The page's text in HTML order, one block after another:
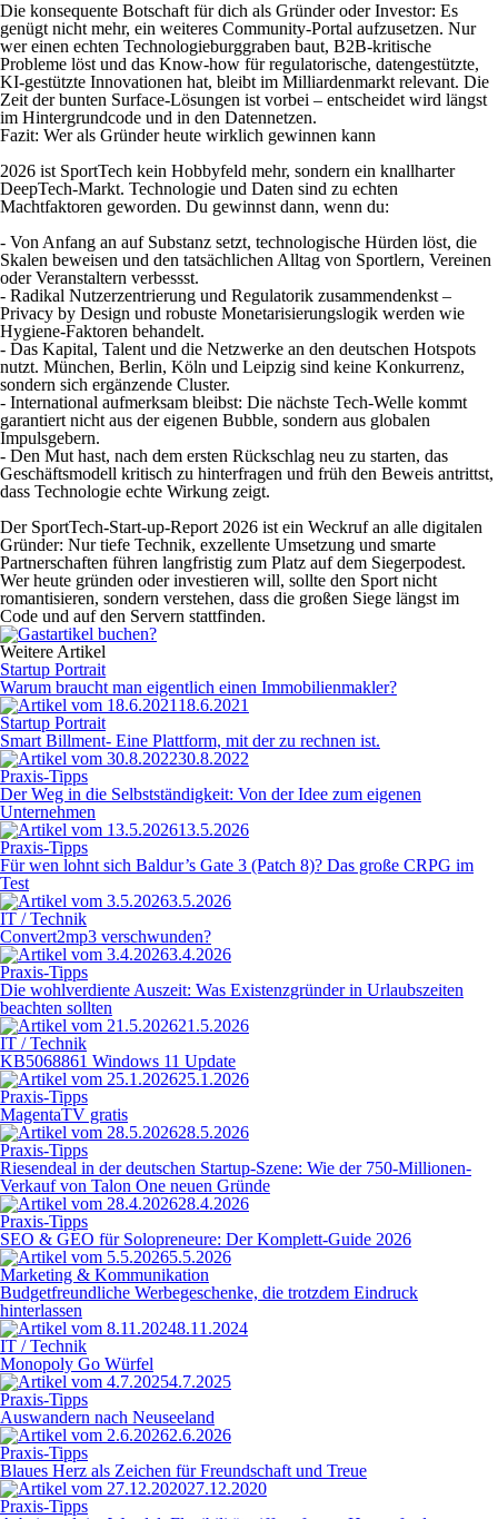
Die konsequente Botschaft für dich als Gründer oder Investor: Es
genügt nicht mehr, ein weiteres Community-Portal aufzusetzen. Nur
wer einen echten Technologieburggraben baut, B2B-kritische
Probleme löst und das Know-how für regulatorische, datengestützte,
KI-gestützte Innovationen hat, bleibt im Milliardenmarkt relevant. Die
Zeit der bunten Surface-Lösungen ist vorbei – entscheidet wird längst
im Hintergrundcode und in den Datennetzen.
Fazit: Wer als Gründer heute wirklich gewinnen kann
2026 ist SportTech kein Hobbyfeld mehr, sondern ein knallharter
DeepTech-Markt. Technologie und Daten sind zu echten
Machtfaktoren geworden. Du gewinnst dann, wenn du:
- Von Anfang an auf Substanz setzt, technologische Hürden löst, die
Skalen beweisen und den tatsächlichen Alltag von Sportlern, Vereinen
oder Veranstaltern verbessst.
- Radikal Nutzerzentrierung und Regulatorik zusammendenkst –
Privacy by Design und robuste Monetarisierungslogik werden wie
Hygiene-Faktoren behandelt.
- Das Kapital, Talent und die Netzwerke an den deutschen Hotspots
nutzt. München, Berlin, Köln und Leipzig sind keine Konkurrenz,
sondern sich ergänzende Cluster.
- International aufmerksam bleibst: Die nächste Tech-Welle kommt
garantiert nicht aus der eigenen Bubble, sondern aus globalen
Impulsgebern.
- Den Mut hast, nach dem ersten Rückschlag neu zu starten, das
Geschäftsmodell kritisch zu hinterfragen und früh den Beweis antrittst,
dass Technologie echte Wirkung zeigt.
Der SportTech-Start-up-Report 2026 ist ein Weckruf an alle digitalen
Gründer: Nur tiefe Technik, exzellente Umsetzung und smarte
Partnerschaften führen langfristig zum Platz auf dem Siegerpodest.
Wer heute gründen oder investieren will, sollte den Sport nicht
romantisieren, sondern verstehen, dass die großen Siege längst im
Code und auf den Servern stattfinden.
Weitere Artikel
Startup Portrait
Warum braucht man eigentlich einen Immobilienmakler?
18.6.2021
Startup Portrait
Smart Billment- Eine Plattform, mit der zu rechnen ist.
30.8.2022
Praxis-Tipps
Der Weg in die Selbstständigkeit: Von der Idee zum eigenen
Unternehmen
13.5.2026
Praxis-Tipps
Für wen lohnt sich Baldur’s Gate 3 (Patch 8)? Das große CRPG im
Test
3.5.2026
IT / Technik
Convert2mp3 verschwunden?
3.4.2026
Praxis-Tipps
Die wohlverdiente Auszeit: Was Existenzgründer in Urlaubszeiten
beachten sollten
21.5.2026
IT / Technik
KB5068861 Windows 11 Update
25.1.2026
Praxis-Tipps
MagentaTV gratis
28.5.2026
Praxis-Tipps
Riesendeal in der deutschen Startup-Szene: Wie der 750-Millionen-
Verkauf von Talon One neuen Gründe
28.4.2026
Praxis-Tipps
SEO & GEO für Solopreneure: Der Komplett-Guide 2026
5.5.2026
Marketing & Kommunikation
Budgetfreundliche Werbegeschenke, die trotzdem Eindruck
hinterlassen
8.11.2024
IT / Technik
Monopoly Go Würfel
4.7.2025
Praxis-Tipps
Auswandern nach Neuseeland
2.6.2026
Praxis-Tipps
Blaues Herz als Zeichen für Freundschaft und Treue
27.12.2020
Praxis-Tipps